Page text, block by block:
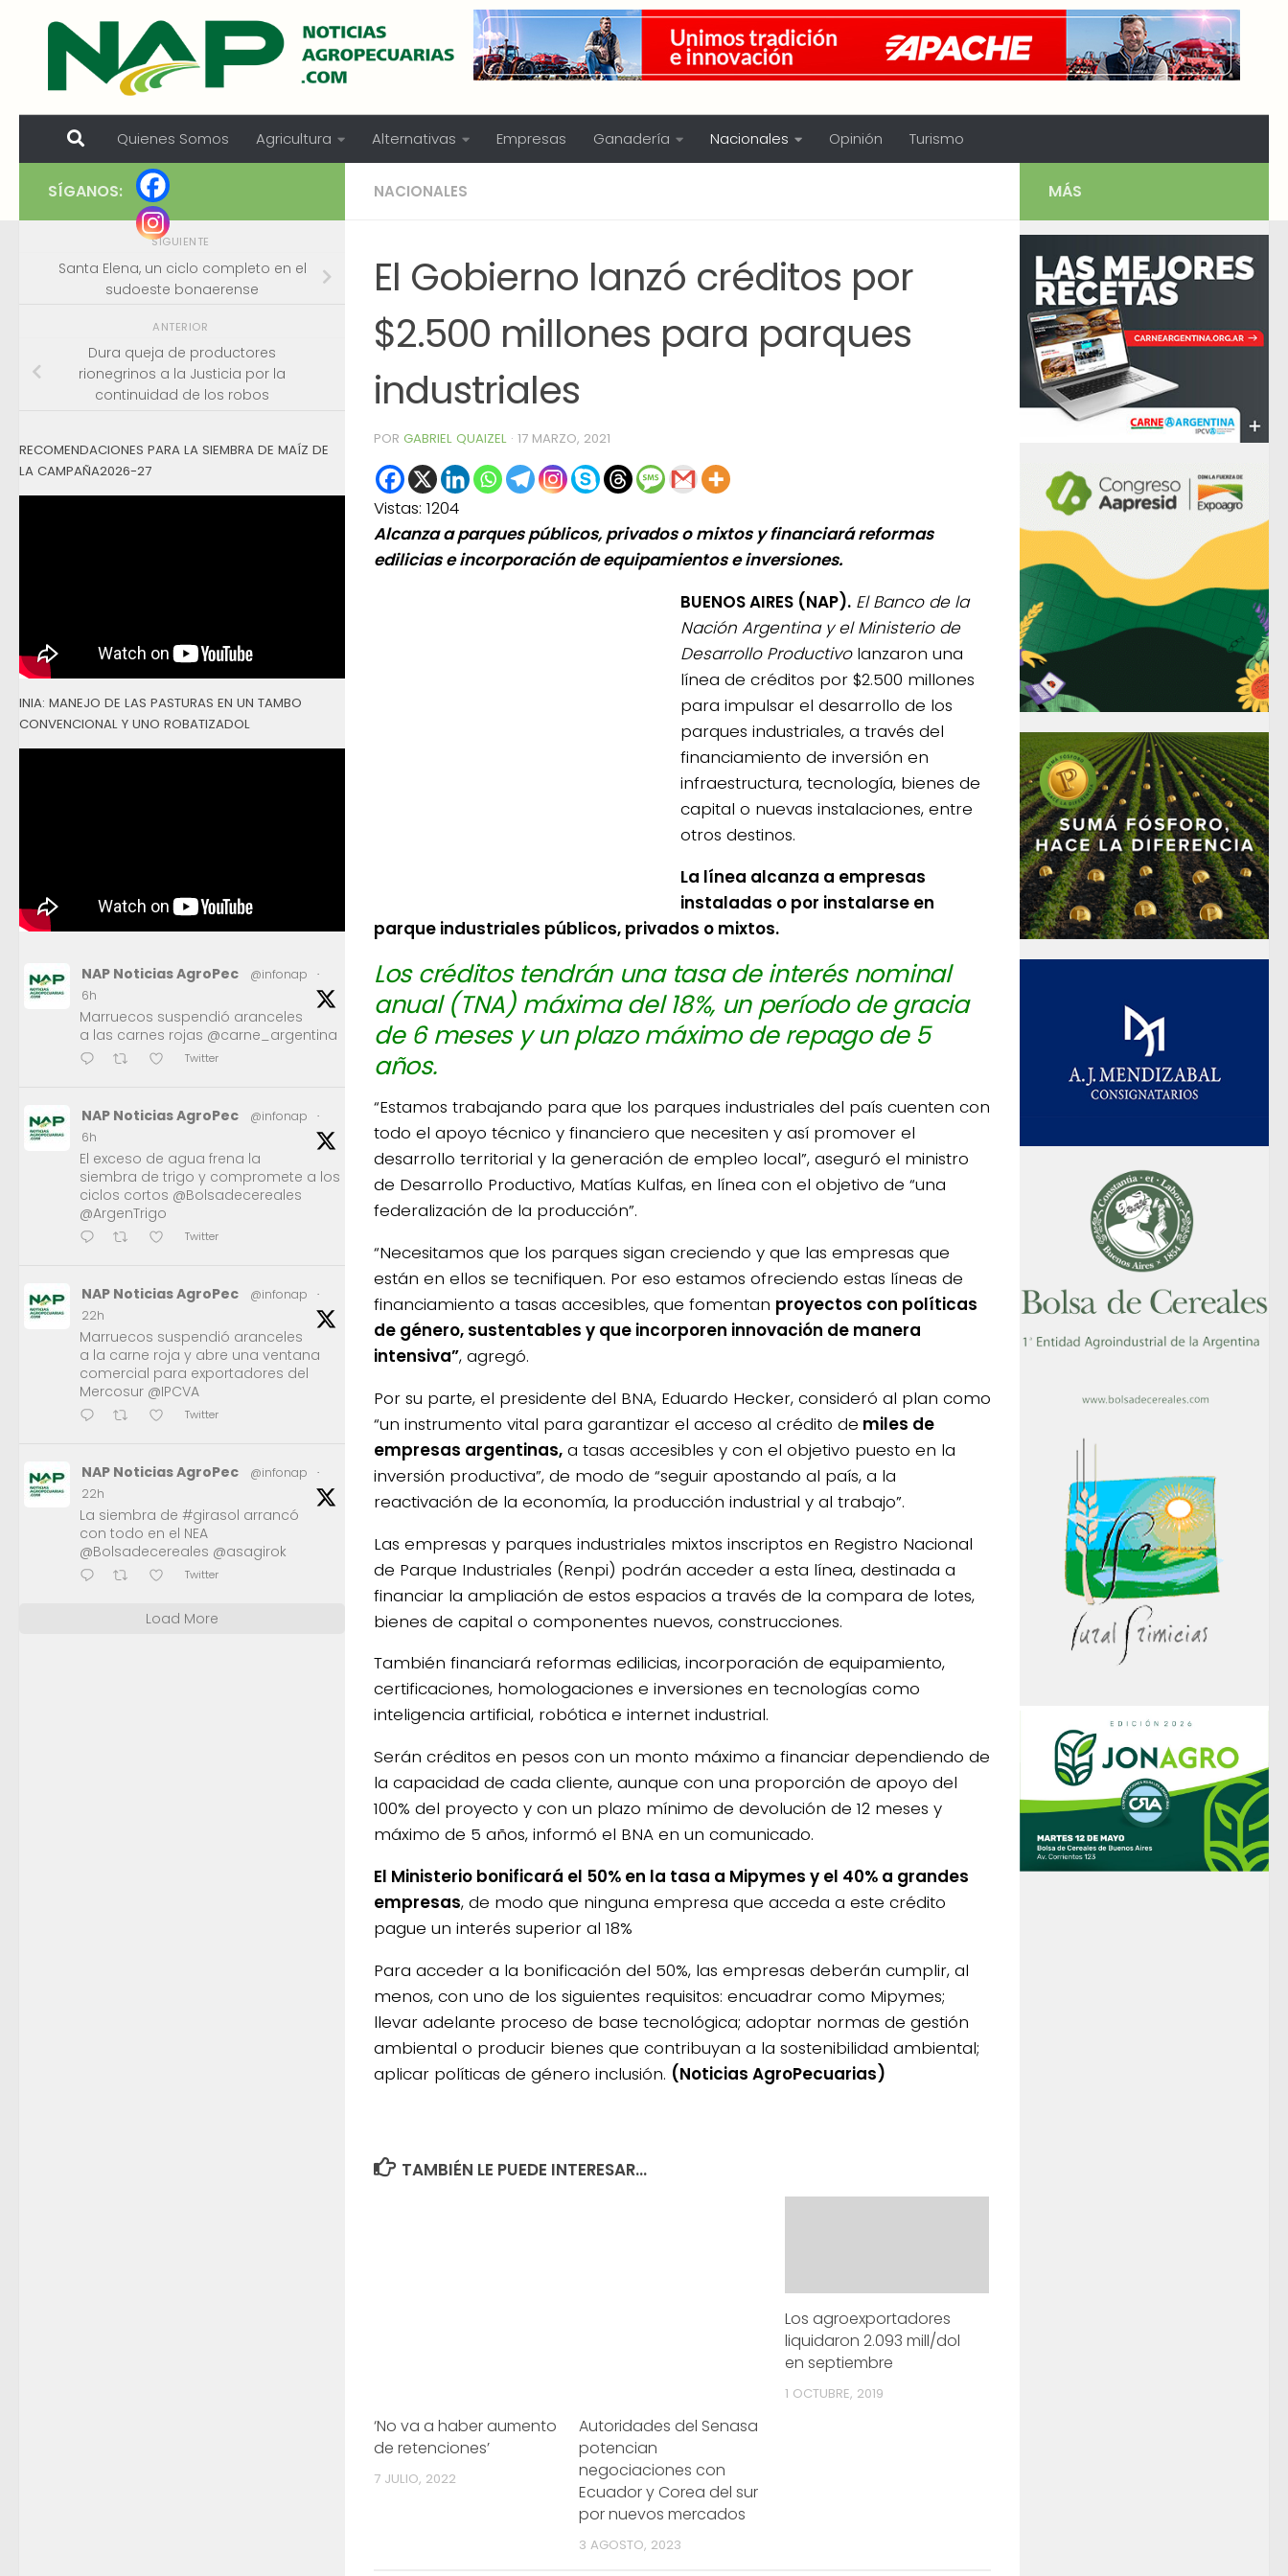
Skip to content
Quienes Somos Agricultura Alternativas Empresas Ganadería Nacionales Opinión Turismo
NACIONALES
El Gobierno lanzó créditos por
$2.500 millones para parques
industriales
POR GABRIEL QUAIZEL · 17 MARZO, 2021
Vistas: 1204
Alcanza a parques públicos, privados o mixtos y financiará reformas
edilicias e incorporación de equipamientos e inversiones.
BUENOS AIRES (NAP). El Banco de la
Nación Argentina y el Ministerio de
Desarrollo Productivolanzaron una
línea de créditos por $2.500 millones
para impulsar el desarrollo de los
parques industriales, a través del
financiamiento de inversión en
infraestructura, tecnología, bienes de
capital o nuevas instalaciones, entre
otros destinos.
La línea alcanza a empresas
instaladas o por instalarse en
parque industriales públicos, privados o mixtos.
Los créditos tendrán una tasa de interés nominal
anual (TNA) máxima del 18%, un período de gracia
de 6 meses y un plazo máximo de repago de 5
años.
“Estamos trabajando para que los parques industriales del país cuenten con
todo el apoyo técnico y financiero que necesiten y así promover el
desarrollo territorial y la generación de empleo local”, aseguró el ministro
de Desarrollo Productivo, Matías Kulfas, en línea con el objetivo de “una
federalización de la producción”.
“Necesitamos que los parques sigan creciendo y que las empresas que
están en ellos se tecnifiquen. Por eso estamos ofreciendo estas líneas de
financiamiento a tasas accesibles, que fomentan proyectos con políticas
de género, sustentables y que incorporen innovación de manera
intensiva”, agregó.
Por su parte, el presidente del BNA, Eduardo Hecker, consideró al plan como
“un instrumento vital para garantizar el acceso al crédito de miles de
empresas argentinas, a tasas accesibles y con el objetivo puesto en la
inversión productiva”, de modo de “seguir apostando al país, a la
reactivación de la economía, la producción industrial y al trabajo”.
Las empresas y parques industriales mixtos inscriptos en Registro Nacional
de Parque Industriales (Renpi) podrán acceder a esta línea, destinada a
financiar la ampliación de estos espacios a través de la compara de lotes,
bienes de capital o componentes nuevos, construcciones.
También financiará reformas edilicias, incorporación de equipamiento,
certificaciones, homologaciones e inversiones en tecnologías como
inteligencia artificial, robótica e internet industrial.
Serán créditos en pesos con un monto máximo a financiar dependiendo de
la capacidad de cada cliente, aunque con una proporción de apoyo del
100% del proyecto y con un plazo mínimo de devolución de 12 meses y
máximo de 5 años, informó el BNA en un comunicado.
El Ministerio bonificará el 50% en la tasa a Mipymes y el 40% a grandes
empresas, de modo que ninguna empresa que acceda a este crédito
pague un interés superior al 18%
Para acceder a la bonificación del 50%, las empresas deberán cumplir, al
menos, con uno de los siguientes requisitos: encuadrar como Mipymes;
llevar adelante proceso de base tecnológica; adoptar normas de gestión
ambiental o producir bienes que contribuyan a la sostenibilidad ambiental;
aplicar políticas de género inclusión. (Noticias AgroPecuarias)
TAMBIÉN LE PUEDE INTERESAR...
‘No va a haber aumento
de retenciones’
7 JULIO, 2022
Autoridades del Senasa
potencian
negociaciones con
Ecuador y Corea del sur
por nuevos mercados
3 AGOSTO, 2023
Los agroexportadores
liquidaron 2.093 mill/dol
en septiembre
1 OCTUBRE, 2019
SÍGANOS:
SIGUIENTE
Santa Elena, un ciclo completo en el
sudoeste bonaerense
ANTERIOR
Dura queja de productores
rionegrinos a la Justicia por la
continuidad de los robos
RECOMENDACIONES PARA LA SIEMBRA DE MAÍZ DE
LA CAMPAÑA2026-27
INIA: MANEJO DE LAS PASTURAS EN UN TAMBO
CONVENCIONAL Y UNO ROBATIZADOL
NAP Noticias AgroPec @infonap
·
6h
Marruecos suspendió aranceles
a las carnes rojas @carne_argentina
Twitter
NAP Noticias AgroPec @infonap
·
6h
El exceso de agua frena la
siembra de trigo y compromete a los
ciclos cortos @Bolsadecereales
@ArgenTrigo
Twitter
NAP Noticias AgroPec @infonap
·
22h
Marruecos suspendió aranceles
a la carne roja y abre una ventana
comercial para exportadores del
Mercosur @IPCVA
Twitter
NAP Noticias AgroPec @infonap
·
22h
La siembra de #girasol arrancó
con todo en el NEA
@Bolsadecereales @asagirok
Twitter
Load More
MÁS